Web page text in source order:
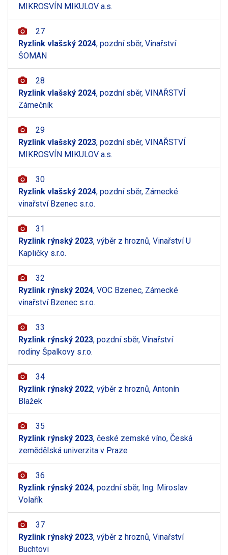
MIKROSVÍN MIKULOV a.s.
27
Ryzlink vlašský 2024, pozdní sběr, Vinařství
ŠOMAN
28
Ryzlink vlašský 2024, pozdní sběr, VINAŘSTVÍ
Zámečník
29
Ryzlink vlašský 2023, pozdní sběr, VINAŘSTVÍ
MIKROSVÍN MIKULOV a.s.
30
Ryzlink vlašský 2024, pozdní sběr, Zámecké
vinařství Bzenec s.r.o.
31
Ryzlink rýnský 2023, výběr z hroznů, Vinařství U
Kapličky s.r.o.
32
Ryzlink rýnský 2024, VOC Bzenec, Zámecké
vinařství Bzenec s.r.o.
33
Ryzlink rýnský 2023, pozdní sběr, Vinařství
rodiny Špalkovy s.r.o.
34
Ryzlink rýnský 2022, výběr z hroznů, Antonín
Blažek
35
Ryzlink rýnský 2023, české zemské víno, Česká
zemědělská univerzita v Praze
36
Ryzlink rýnský 2024, pozdní sběr, Ing. Miroslav
Volařík
37
Ryzlink rýnský 2023, výběr z hroznů, Vinařství
Buchtovi